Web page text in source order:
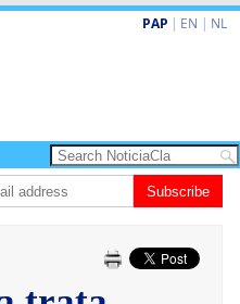
PAP | EN | NL
cu renobacion di US$106 miyon
Subscribe